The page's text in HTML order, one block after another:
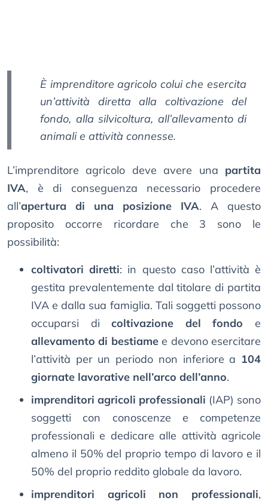
È imprenditore agricolo colui che esercita
un’attività diretta alla coltivazione del
fondo, alla silvicoltura, all’allevamento di
animali e attività connesse.
L’imprenditore agricolo deve avere una partita
IVA, è di conseguenza necessario procedere
all’apertura di una posizione IVA. A questo
proposito occorre ricordare che 3 sono le
possibilità:
coltivatori diretti: in questo caso l’attività è
gestita prevalentemente dal titolare di partita
IVA e dalla sua famiglia. Tali soggetti possono
occuparsi dicoltivazione del fondo e
allevamento di bestiamee devono esercitare
l’attività per un periodo non inferiore a 104
giornate lavorative nell’arco dell’anno.
imprenditori agricoli professionali (IAP) sono
soggetti con conoscenze e competenze
professionali e dedicare alle attività agricole
almeno il 50% del proprio tempo di lavoro e il
50% del proprio reddito globale da lavoro.
imprenditori agricoli non professionali,